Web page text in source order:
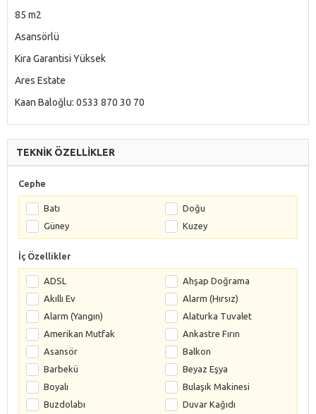
85 m2
Asansörlü
Kira Garantisi Yüksek
Ares Estate
Kaan Baloğlu: 0533 870 30 70
TEKNİK ÖZELLİKLER
Cephe
Batı
Doğu
Güney
Kuzey
İç Özellikler
ADSL
Ahşap Doğrama
Akıllı Ev
Alarm (Hırsız)
Alarm (Yangın)
Alaturka Tuvalet
Amerikan Mutfak
Ankastre Fırın
Asansör
Balkon
Barbekü
Beyaz Eşya
Boyalı
Bulaşık Makinesi
Buzdolabı
Duvar Kağıdı